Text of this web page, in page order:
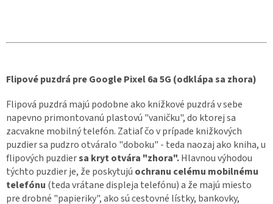
Flipové puzdrá pre Google Pixel 6a 5G (odklápa sa zhora)
Flipová puzdrá majú podobne ako knižkové puzdrá v sebe
napevno primontovanú plastovú "vaničku", do ktorej sa
zacvakne mobilný telefón. Zatiaľ čo v prípade knižkových
puzdier sa pudzro otváralo "doboku" - teda naozaj ako kniha, u
flipových puzdiersa kryt otvára "zhora".Hlavnou výhodou
týchto puzdier je, že poskytujú ochranu celému mobilnému
telefónu (teda vrátane displeja telefónu) a že majú miesto
pre drobné "papieriky", ako sú cestovné lístky, bankovky,